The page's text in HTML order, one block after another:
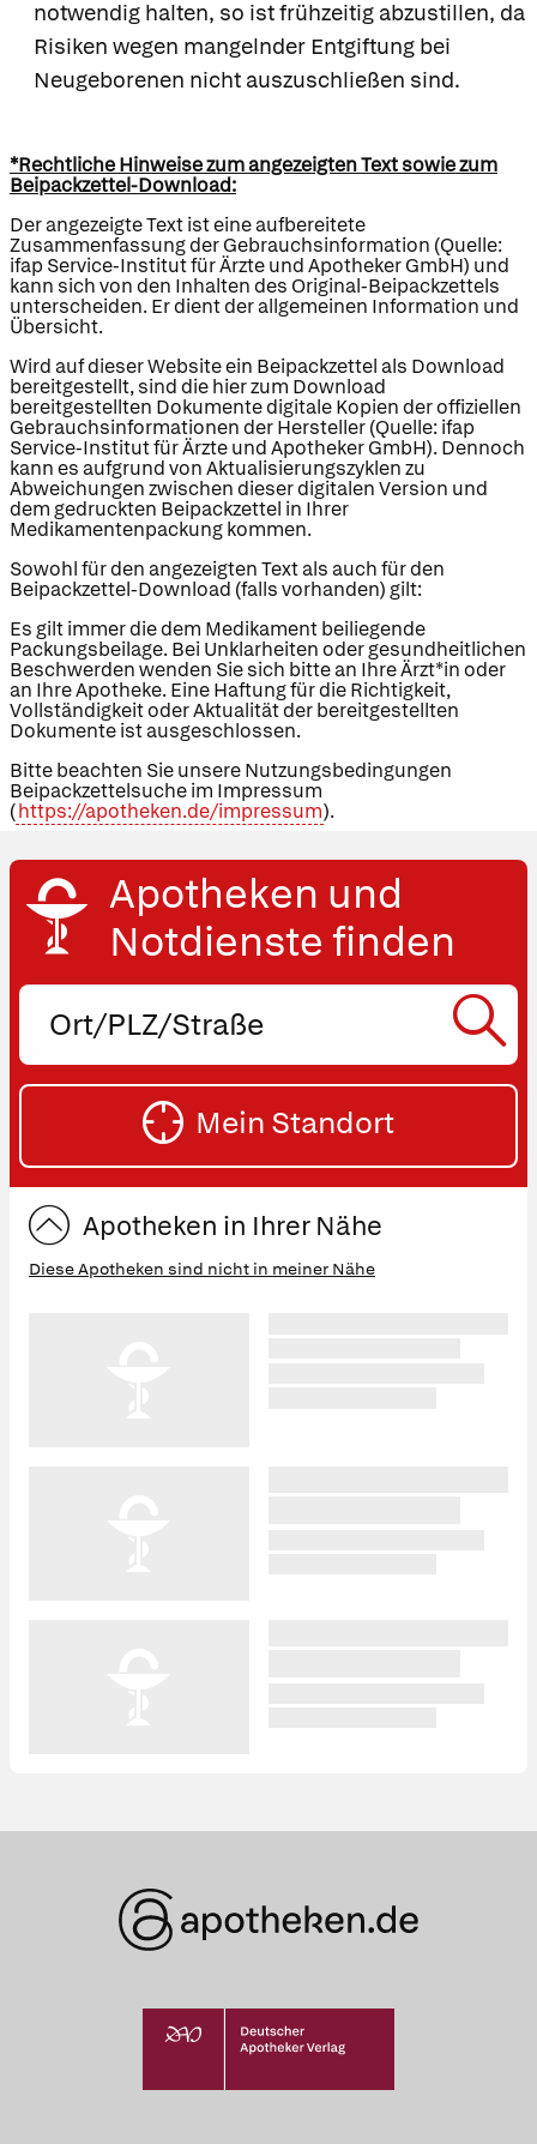
notwendig halten, so ist frühzeitig abzustillen, da
Risiken wegen mangelnder Entgiftung bei
Neugeborenen nicht auszuschließen sind.
*Rechtliche Hinweise zum angezeigten Text sowie zum
Beipackzettel-Download:
Der angezeigte Text ist eine aufbereitete
Zusammenfassung der Gebrauchsinformation (Quelle:
ifap Service-Institut für Ärzte und Apotheker GmbH) und
kann sich von den Inhalten des Original-Beipackzettels
unterscheiden. Er dient der allgemeinen Information und
Übersicht.
Wird auf dieser Website ein Beipackzettel als Download
bereitgestellt, sind die hier zum Download
bereitgestellten Dokumente digitale Kopien der offiziellen
Gebrauchsinformationen der Hersteller (Quelle: ifap
Service-Institut für Ärzte und Apotheker GmbH). Dennoch
kann es aufgrund von Aktualisierungszyklen zu
Abweichungen zwischen dieser digitalen Version und
dem gedruckten Beipackzettel in Ihrer
Medikamentenpackung kommen.
Sowohl für den angezeigten Text als auch für den
Beipackzettel-Download (falls vorhanden) gilt:
Es gilt immer die dem Medikament beiliegende
Packungsbeilage. Bei Unklarheiten oder gesundheitlichen
Beschwerden wenden Sie sich bitte an Ihre Ärzt*in oder
an Ihre Apotheke. Eine Haftung für die Richtigkeit,
Vollständigkeit oder Aktualität der bereitgestellten
Dokumente ist ausgeschlossen.
Bitte beachten Sie unsere Nutzungsbedingungen
Beipackzettelsuche im Impressum
(https://apotheken.de/impressum).
Apotheken und
Notdienste finden
Ort,
oder
Straße
Mein Standort
Apotheken in Ihrer Nähe
Diese Apotheken sind nicht in meiner Nähe